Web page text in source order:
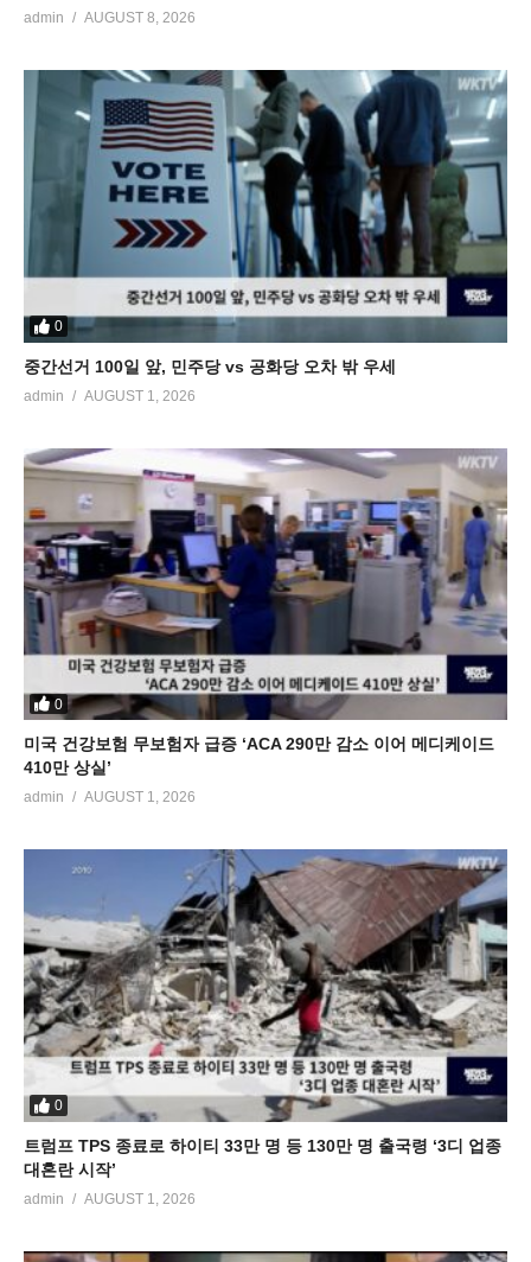
admin AUGUST 8, 2026
0
중간선거 100일 앞, 민주당 vs 공화당 오차 밖 우세
admin AUGUST 1, 2026
0
미국 건강보험 무보험자 급증 ‘ACA 290만 감소 이어 메디케이드
410만 상실’
admin AUGUST 1, 2026
0
트럼프 TPS 종료로 하이티 33만 명 등 130만 명 출국령 ‘3디 업종
대혼란 시작’
admin AUGUST 1, 2026